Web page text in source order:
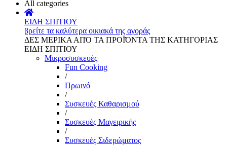
All categories
ΕΙΔΗ ΣΠΙΤΙΟΥ
βρείτε τα καλύτερα οικιακά της αγοράς
ΔΕΣ ΜΕΡΙΚΑ ΑΠΌ ΤΑ ΠΡΟΪΌΝΤΑ ΤΗΣ ΚΑΤΗΓΟΡΙΑΣ
ΕΙΔΗ ΣΠΙΤΙΟΥ
Μικροσυσκευές
Fun Cooking
/
Πρωινό
/
Συσκευές Καθαρισμού
/
Συσκευές Μαγειρικής
/
Συσκευές Σιδερώματος